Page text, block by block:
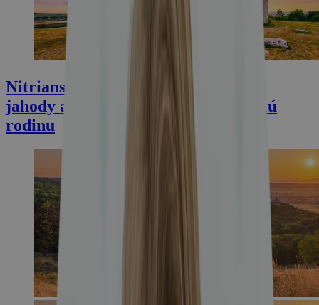
Nitriansky kraj: legendárny Tribeč,
jahody a termálne kúpaliská pre celú
rodinu